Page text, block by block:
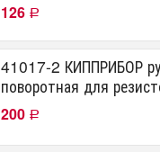
126 Р
41017-2 КИППРИБОР
поворотная для
200 Р